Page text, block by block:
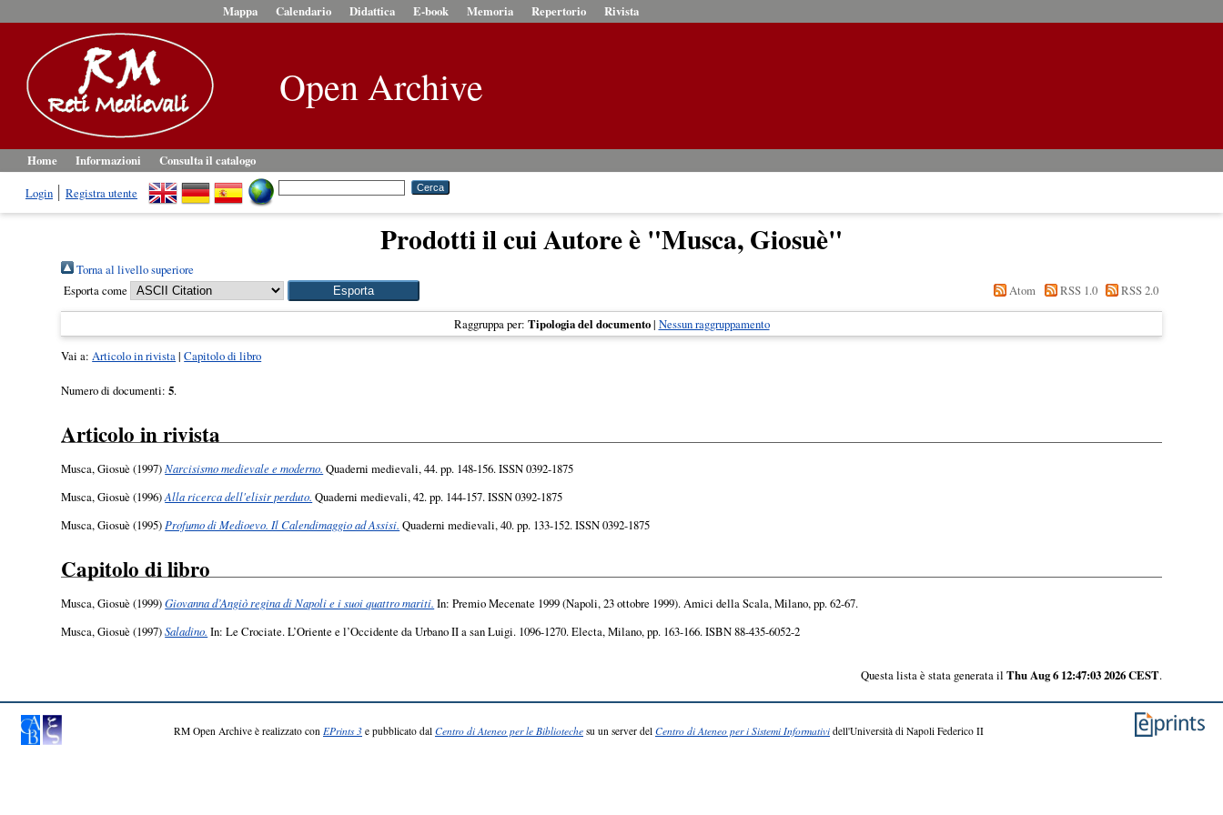
Mappa Calendario Didattica E-book Memoria Repertorio Rivista
Open Archive
Home Informazioni
Consulta il catalogo
Login
Registra utente
Prodotti il cui Autore è "Musca, Giosuè"
Torna al livello superiore
Esporta come
Atom RSS 1.0 RSS 2.0
Raggruppa per: Tipologia del documento| Nessun raggruppamento
Vai a:Articolo in rivista|Capitolo di libro
Numero di documenti:5.
Articolo in rivista
Musca, Giosuè (1997)Narcisismo medievale e moderno. Quaderni medievali, 44. pp. 148-156. ISSN 0392-1875
Musca, Giosuè (1996)Alla ricerca dell'elisir perduto. Quaderni medievali, 42. pp. 144-157. ISSN 0392-1875
Musca, Giosuè (1995)Profumo di Medioevo. Il Calendimaggio ad Assisi. Quaderni medievali, 40. pp. 133-152. ISSN 0392-1875
Capitolo di libro
Musca, Giosuè (1999)Giovanna d’Angiò regina di Napoli e i suoi quattro mariti. In: Premio Mecenate 1999 (Napoli, 23 ottobre 1999). Amici della Scala, Milano, pp. 62-67.
Musca, Giosuè (1997)Saladino. In: Le Crociate. L’Oriente e l’Occidente da Urbano II a san Luigi. 1096-1270. Electa, Milano, pp. 163-166. ISBN 88-435-6052-2
Questa lista è stata generata il Thu Aug 6 12:47:03 2026 CEST.
RM Open Archive è realizzato con EPrints 3 e pubblicato dal Centro di Ateneo per le Biblioteche su un server del Centro di Ateneo per i Sistemi Informativi dell'Università di Napoli Federico II